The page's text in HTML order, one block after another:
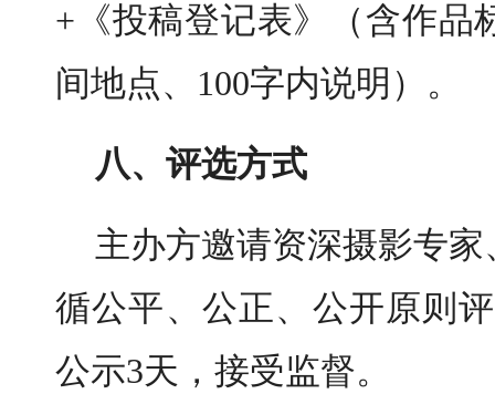
+《投稿登记表》（含作品
间地点、100字内说明）。
八、评选方式
主办方邀请资深摄影专
循公平、公正、公开原则
公示3天，接受监督。